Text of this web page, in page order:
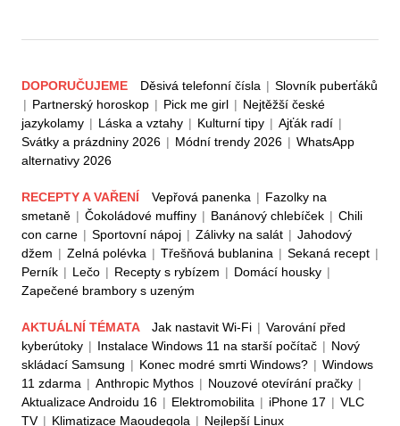
DOPORUČUJEME Děsivá telefonní čísla | Slovník puberťáků
| Partnerský horoskop | Pick me girl | Nejtěžší české
jazykolamy | Láska a vztahy | Kulturní tipy | Ajťák radí |
Svátky a prázdniny 2026 | Módní trendy 2026 | WhatsApp
alternativy 2026
RECEPTY A VAŘENÍ Vepřová panenka | Fazolky na
smetaně | Čokoládové muffiny | Banánový chlebíček | Chili
con carne | Sportovní nápoj | Zálivky na salát | Jahodový
džem | Zelná polévka | Třešňová bublanina | Sekaná recept |
Perník | Lečo | Recepty s rybízem | Domácí housky |
Zapečené brambory s uzeným
AKTUÁLNÍ TÉMATA Jak nastavit Wi-Fi | Varování před
kyberútoky | Instalace Windows 11 na starší počítač | Nový
skládací Samsung | Konec modré smrti Windows? | Windows
11 zdarma | Anthropic Mythos | Nouzové otevírání pračky |
Aktualizace Androidu 16 | Elektromobilita | iPhone 17 | VLC
TV | Klimatizace Maoudegola | Nejlepší Linux